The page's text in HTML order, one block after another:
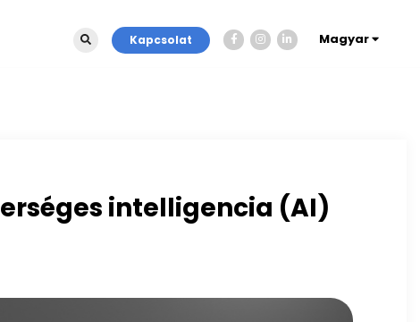
Kapcsolat Magyar
intelligencia (AI)